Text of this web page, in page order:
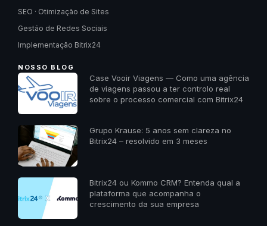
SEO · Otimização de Sites
Gestão de Redes Sociais
Implementação Bitrix24
NOSSO BLOG
Case Vooir Viagens — Como uma agência
de viagens passou a ter controlo real
sobre o processo comercial com Bitrix24
Grupo Krause: 5 anos sem clareza no
Bitrix24 – resolvido em 3 meses
Bitrix24 ou Kommo CRM? Entenda qual a
plataforma que acompanha o
crescimento da sua empresa